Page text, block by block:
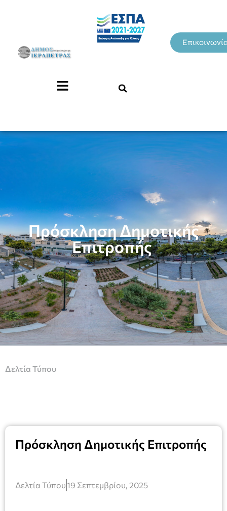
Πρόσκληση Δημοτικής
Επιτροπής
Δελτία Τύπου
Πρόσκληση Δημοτικής Επιτροπής
Δελτία Τύπου19 Σεπτεμβρίου, 2025